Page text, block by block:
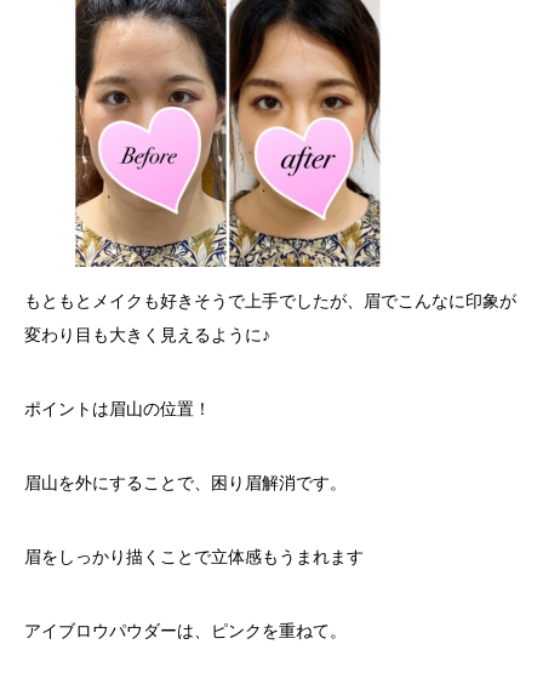
もともとメイクも好きそうで上手でしたが、眉でこんなに印象が
変わり目も大きく見えるように♪
ポイントは眉山の位置！
眉山を外にすることで、困り眉解消です。
眉をしっかり描くことで立体感もうまれます
アイブロウパウダーは、ピンクを重ねて。